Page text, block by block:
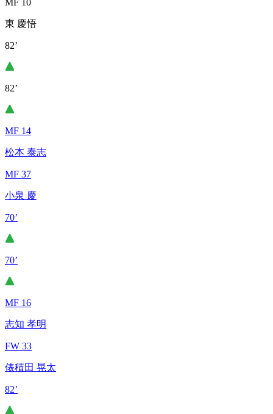
MF 10
東 慶悟
82’
82’
MF 14
松本 泰志
MF 37
小泉 慶
70’
70’
MF 16
志知 孝明
FW 33
俵積田 晃太
82’